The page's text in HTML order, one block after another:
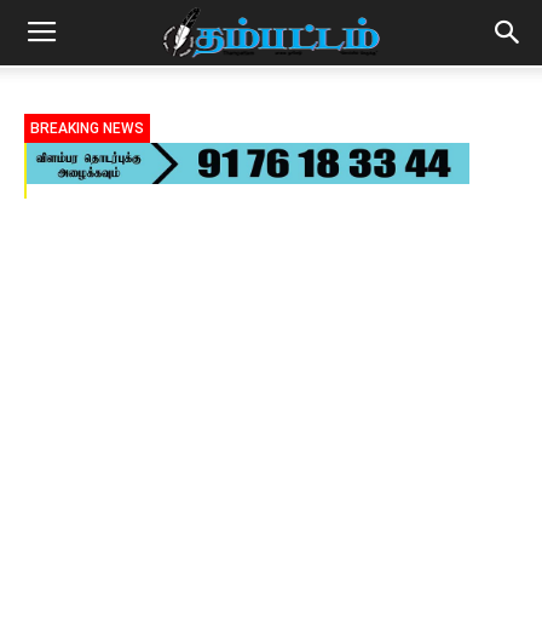
BREAKING NEWS